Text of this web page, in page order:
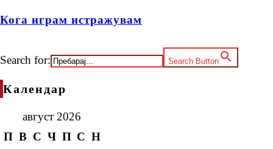
Кога играм истражувам
Search for: Search Button
Календар
август 2026
П В С Ч П С Н